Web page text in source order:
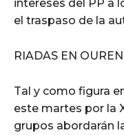
intereses del PP a
el traspaso de la
RIADAS EN
Tal y como figura
este martes por la
grupos abordarán